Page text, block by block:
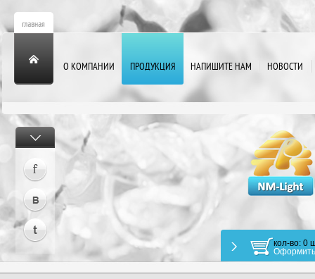
О КОМПАНИИ ПРОДУКЦИЯ НАПИШИТЕ НАМ НОВОСТИ
кол-во: 0
Оформить